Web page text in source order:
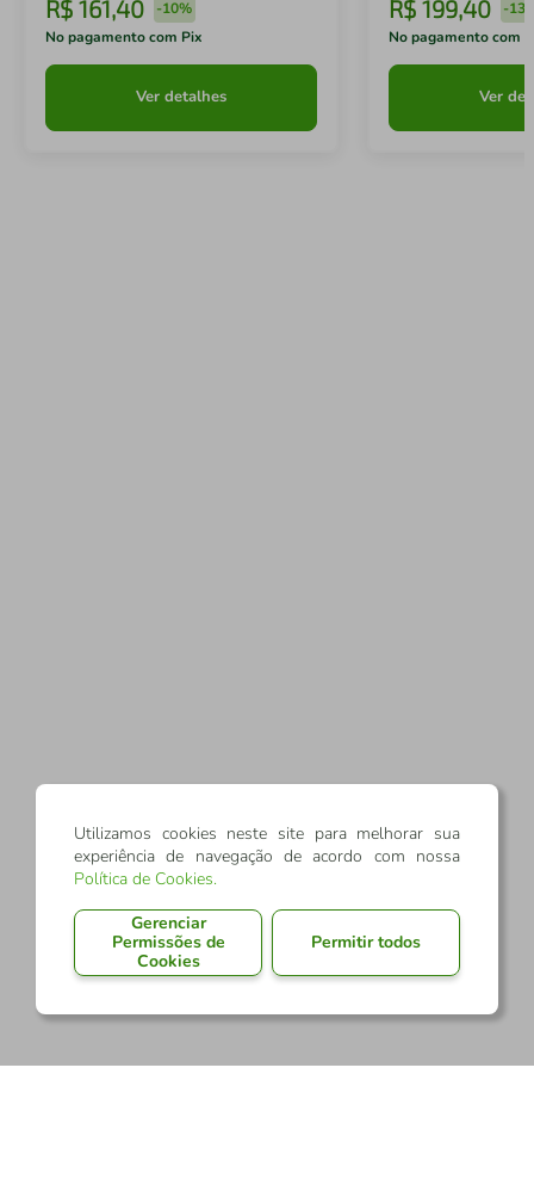
R$ 161,40 -10%
No pagamento com Pix
Ver detalhes
R$ 199,40 -
No pagamento com
Ver
Utilizamos cookies neste site para melhorar sua
experiência de navegação de acordo com nossa
Política de Cookies.
Gerenciar
Permissões de
Cookies
Permitir todos